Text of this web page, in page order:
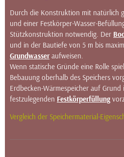
Durch die Konstruktion mit natürlich
und einer Festkörper-Wasser-
Stützkonstruktion notwendig. Der
und in der Bautiefe von 5 m bis
Grundwasseraufweisen.
Wenn statische Gründe eine Rolle
Bebauung oberhalb des Speichers
Erdbecken-Wärmespeicher auf
festzulegenden Festkörperfüllung
Vergleich der Speichermaterial-